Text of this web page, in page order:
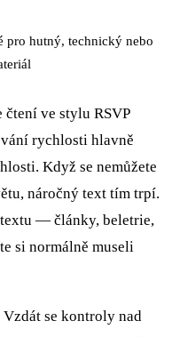
pro hutný, technický nebo
čtení ve stylu RSVP
rychlosti hlavně
Když se nemůžete
náročný text tím trpí.
— články, beletrie,
si normálně museli
se kontroly nad